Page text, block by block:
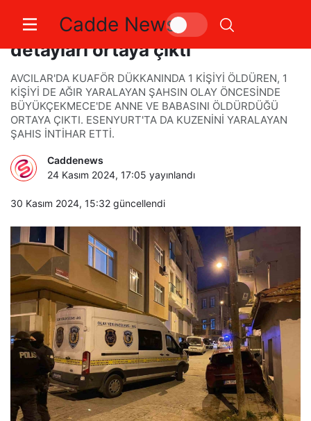
Cadde News
Avcılar’da yaşanan cinayetin
detayları ortaya çıktı
AVCILAR'DA KUAFÖR DÜKKANINDA 1 KİŞİYİ ÖLDÜREN, 1
KİŞİYİ DE AĞIR YARALAYAN ŞAHSIN OLAY ÖNCESİNDE
BÜYÜKÇEKMECE'DE ANNE VE BABASINI ÖLDÜRDÜĞÜ
ORTAYA ÇIKTI. ESENYURT'TA DA KUZENİNİ YARALAYAN
ŞAHIS İNTİHAR ETTİ.
Caddenews
24 Kasım 2024, 17:05 yayınlandı
30 Kasım 2024, 15:32 güncellendi